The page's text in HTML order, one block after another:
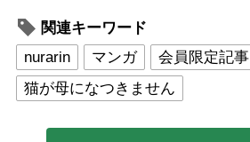
関連キーワード
nurarin
マンガ
会員限定記事
猫が母になつきません